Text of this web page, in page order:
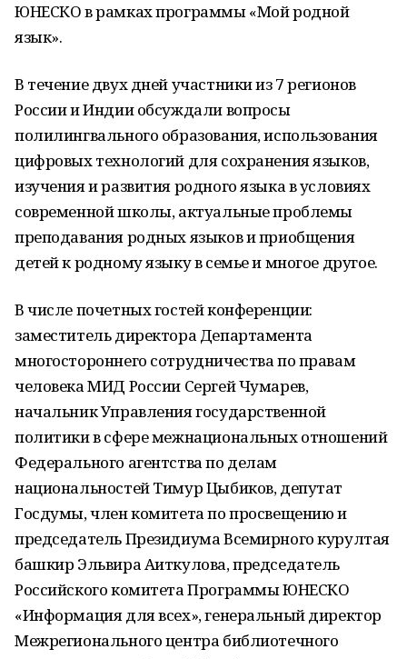
ЮНЕСКО в рамках программы «Мой родной
язык».
В течение двух дней участники из 7 регионов
России и Индии обсуждали вопросы
полилингвального образования, использования
цифровых технологий для сохранения языков,
изучения и развития родного языка в условиях
современной школы, актуальные проблемы
преподавания родных языков и приобщения
детей к родному языку в семье и многое другое.
В числе почетных гостей конференции:
заместитель директора Департамента
многостороннего сотрудничества по правам
человека МИД России Сергей Чумарев,
начальник Управления государственной
политики в сфере межнациональных отношений
Федерального агентства по делам
национальностей Тимур Цыбиков, депутат
Госдумы, член комитета по просвещению и
председатель Президиума Всемирного курултая
башкир Эльвира Аиткулова, председатель
Российского комитета Программы ЮНЕСКО
«Информация для всех», генеральный директор
Межрегионального центра библиотечного